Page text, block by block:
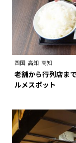
四国 高知 高知
老舗から行列店ま
ルメスポット